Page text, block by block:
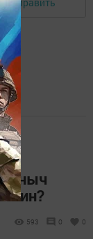
Отправить
593 0 0